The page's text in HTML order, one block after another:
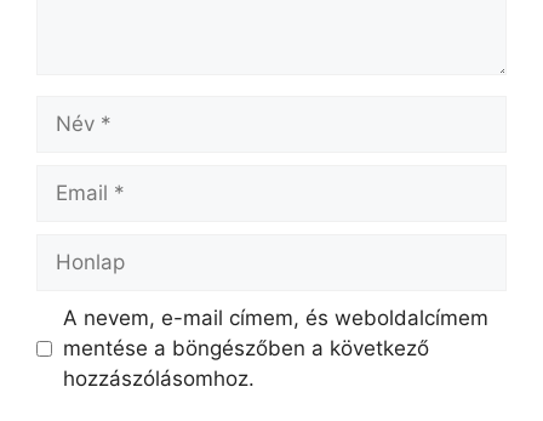
A nevem, e-mail címem, és weboldalcímem
mentése a böngészőben a következő
hozzászólásomhoz.